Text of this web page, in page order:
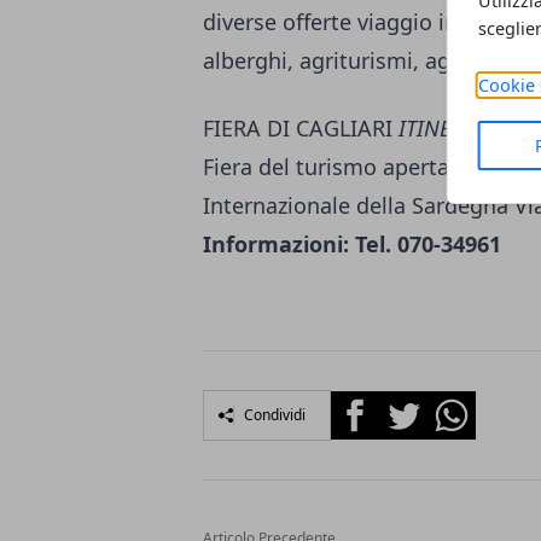
Cookie
diverse offerte viaggio in
alberghi, agriturismi, agenzie
FIERA DI CAGLIARIITINERARI IN
Fiera del turismo aperta al
Internazionale della Sardegna
Informazioni: Tel. 070-34961
Condividi FacebookTwitterWhatsapp